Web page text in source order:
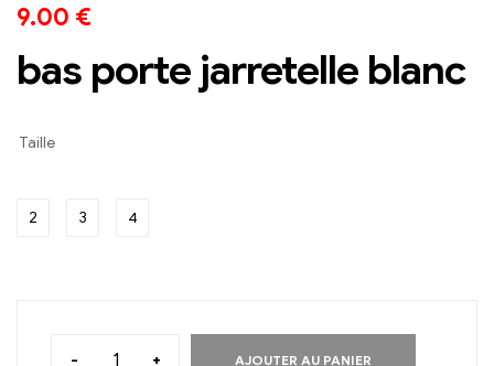
9.00 €
bas porte jarretelle blanc
Taille
2 3 4
- + AJOUTER AU PANIER